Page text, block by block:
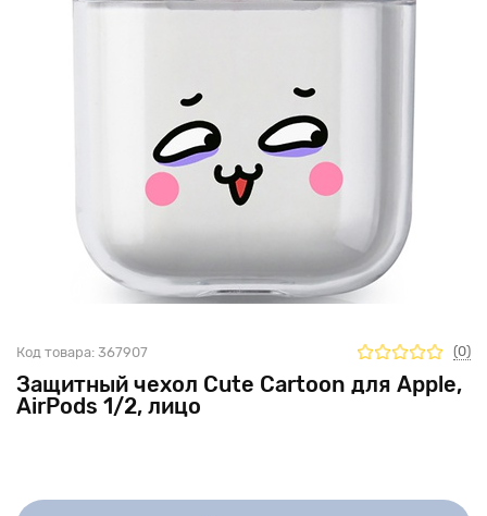
Защитный чехол Cute Cartoon для Apple,
AirPods 1/2, лицо
Код товара: 367907 (0)